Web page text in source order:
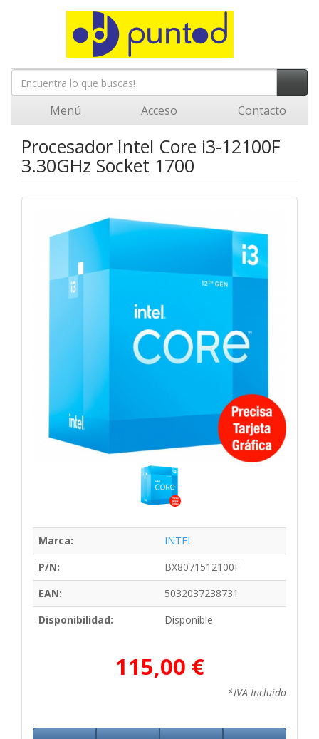
Menú Acceso Contacto
Procesador Intel Core i3-12100F
3.30GHz Socket 1700
Marca:
INTEL
P/N:
BX8071512100F
EAN:
5032037238731
Disponibilidad:
Disponible
115,00 €
*IVA Incluido